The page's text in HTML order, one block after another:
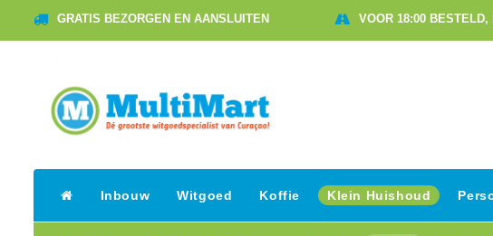
GRATIS BEZORGEN EN AANSLUITEN VOOR 18:00 BESTELD,
Inbouw Witgoed Koffie Klein Huishoud